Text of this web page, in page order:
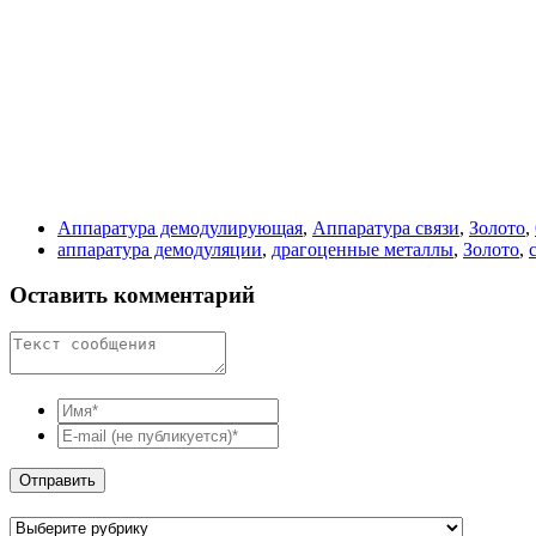
Аппаратура демодулирующая, Аппаратура связи, Золото,
аппаратура демодуляции, драгоценные металлы, Золото,
Оставить комментарий